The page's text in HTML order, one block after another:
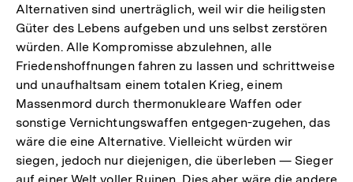
Alternativen sind unerträglich, weil wir die heiligsten
Güter des Lebens aufgeben und uns selbst zerstören
würden. Alle Kompromisse abzulehnen, alle
Friedenshoffnungen fahren zu lassen und schrittweise
und unaufhaltsam einem totalen Krieg, einem
Massenmord durch thermonukleare Waffen oder
sonstige Vernichtungswaffen entgegen-zugehen, das
wäre die eine Alternative. Vielleicht würden wir
siegen, jedoch nur diejenigen, die überleben — Sieger
auf einer Welt voller Ruinen. Dies aber wäre die andere